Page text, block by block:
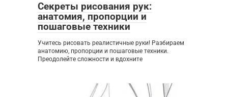
Секреты рисования рук:
анатомия, пропорции и
пошаговые техники
Учитесь рисовать реалистичные руки! Разбираем
анатомию, пропорции и пошаговые техники.
Преодолейте сложности и вдохните